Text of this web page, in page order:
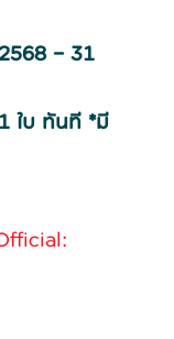
– 31
ใบ ทันที *มี